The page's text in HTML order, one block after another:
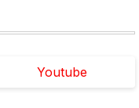
Youtube